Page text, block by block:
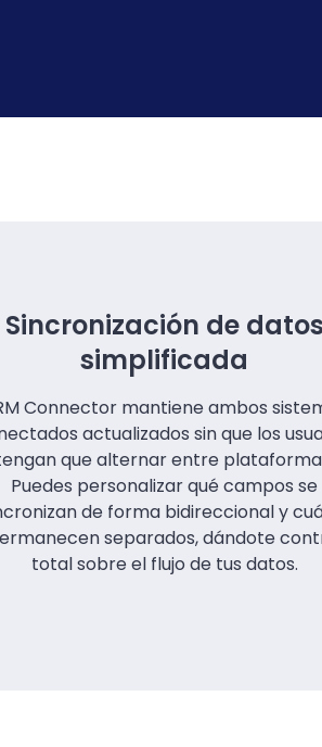
Sincronización de datos
simplificada
Connector mantiene ambos
actualizados sin que los
que alternar entre
Puedes personalizar qué campos se
de forma bidireccional y
separados, dándote
total sobre el flujo de tus datos.